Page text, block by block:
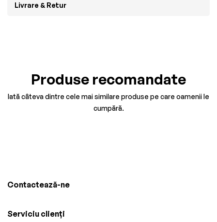
Livrare & Retur
Produse recomandate
Iată câteva dintre cele mai similare produse pe care oamenii le
cumpără.
Contactează-ne
Serviciu clienți